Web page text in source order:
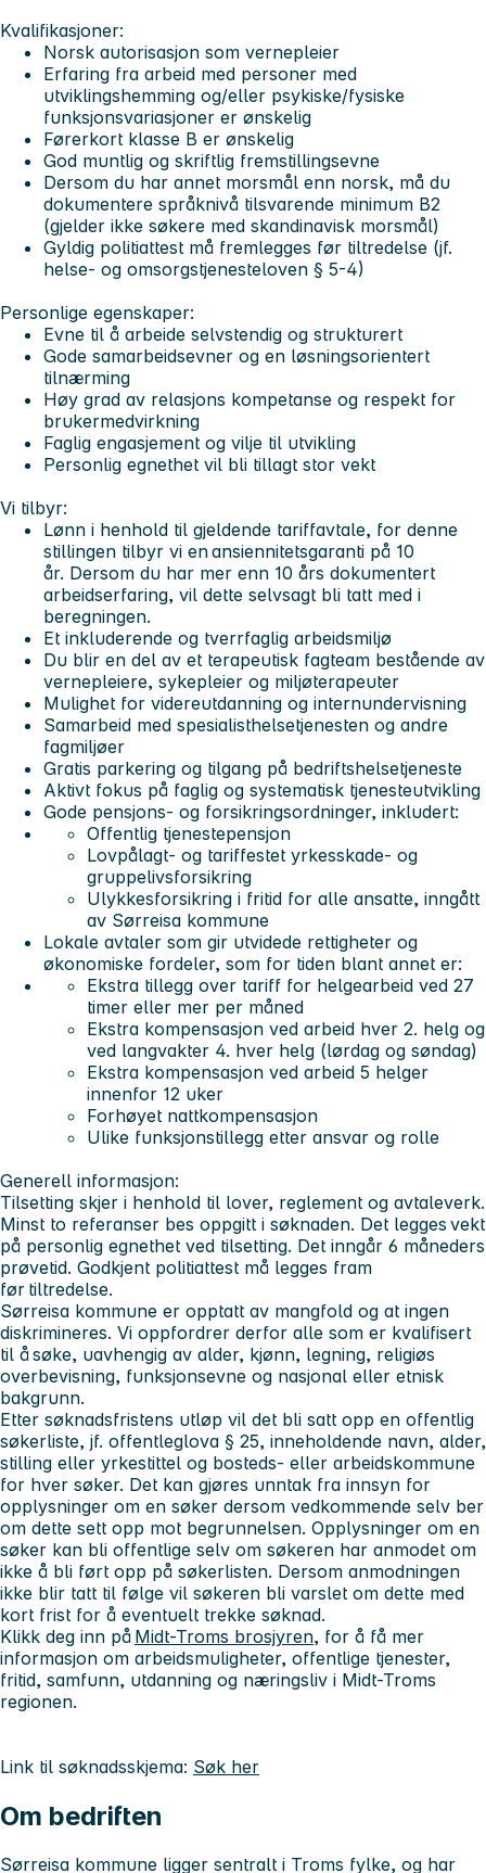
Kvalifikasjoner:
Norsk autorisasjon som vernepleier
Erfaring fra arbeid med personer med
utviklingshemming og/eller psykiske/fysiske
funksjonsvariasjoner er ønskelig
Førerkort klasse B er ønskelig
God muntlig og skriftlig fremstillingsevne
Dersom du har annet morsmål enn norsk, må du
dokumentere språknivå tilsvarende minimum B2
(gjelder ikke søkere med skandinavisk morsmål)
Gyldig politiattest må fremlegges før tiltredelse (jf.
helse- og omsorgstjenesteloven § 5-4)
Personlige egenskaper:
Evne til å arbeide selvstendig og strukturert
Gode samarbeidsevner og en løsningsorientert
tilnærming
Høy grad av relasjons kompetanse og respekt for
brukermedvirkning
Faglig engasjement og vilje til utvikling
Personlig egnethet vil bli tillagt stor vekt
Vi tilbyr:
Lønn i henhold til gjeldende tariffavtale, for denne
stillingen tilbyr vi en ansiennitetsgaranti på 10
år. Dersom du har mer enn 10 års dokumentert
arbeidserfaring, vil dette selvsagt bli tatt med i
beregningen.
Et inkluderende og tverrfaglig arbeidsmiljø
Du blir en del av et terapeutisk fagteam bestående av
vernepleiere, sykepleier og miljøterapeuter
Mulighet for videreutdanning og internundervisning
Samarbeid med spesialisthelsetjenesten og andre
fagmiljøer
Gratis parkering og tilgang på bedriftshelsetjeneste
Aktivt fokus på faglig og systematisk tjenesteutvikling
Gode pensjons- og forsikringsordninger, inkludert:
Offentlig tjenestepensjon
Lovpålagt- og tariffestet yrkesskade- og
gruppelivsforsikring
Ulykkesforsikring i fritid for alle ansatte, inngått
av Sørreisa kommune
Lokale avtaler som gir utvidede rettigheter og
økonomiske fordeler, som for tiden blant annet er:
Ekstra tillegg over tariff for helgearbeid ved 27
timer eller mer per måned
Ekstra kompensasjon ved arbeid hver 2. helg og
ved langvakter 4. hver helg (lørdag og søndag)
Ekstra kompensasjon ved arbeid 5 helger
innenfor 12 uker
Forhøyet nattkompensasjon
Ulike funksjonstillegg etter ansvar og rolle
Generell informasjon:
Tilsetting skjer i henhold til lover, reglement og avtaleverk.
Minst to referanser bes oppgitt i søknaden. Det legges vekt
på personlig egnethet ved tilsetting. Det inngår 6 måneders
prøvetid. Godkjent politiattest må legges fram
før tiltredelse.
Sørreisa kommune er opptatt av mangfold og at ingen
diskrimineres. Vi oppfordrer derfor alle som er kvalifisert
til å søke, uavhengig av alder, kjønn, legning, religiøs
overbevisning, funksjonsevne og nasjonal eller etnisk
bakgrunn.
Etter søknadsfristens utløp vil det bli satt opp en offentlig
søkerliste, jf. offentleglova § 25, inneholdende navn, alder,
stilling eller yrkestittel og bosteds- eller arbeidskommune
for hver søker. Det kan gjøres unntak fra innsyn for
opplysninger om en søker dersom vedkommende selv ber
om dette sett opp mot begrunnelsen. Opplysninger om en
søker kan bli offentlige selv om søkeren har anmodet om
ikke å bli ført opp på søkerlisten. Dersom anmodningen
ikke blir tatt til følge vil søkeren bli varslet om dette med
kort frist for å eventuelt trekke søknad.
Klikk deg inn på Midt-Troms brosjyren, for å få mer
informasjon om arbeidsmuligheter, offentlige tjenester,
fritid, samfunn, utdanning og næringsliv i Midt-Troms
regionen.
Link til søknadsskjema: Søk her
Om bedriften
Sørreisa kommune ligger sentralt i Troms fylke, og har